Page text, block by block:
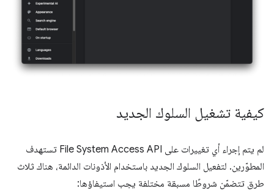
كيفية تشغيل السلوك الجديد
لم يتم إجراء أي تغييرات على File System Access API تستهدف
المطوّرين. لتفعيل السلوك الجديد باستخدام الأذونات الدائمة، هناك ثلاث
طرق تتضمّن شروطًا مسبقة مختلفة يجب استيفاؤها: